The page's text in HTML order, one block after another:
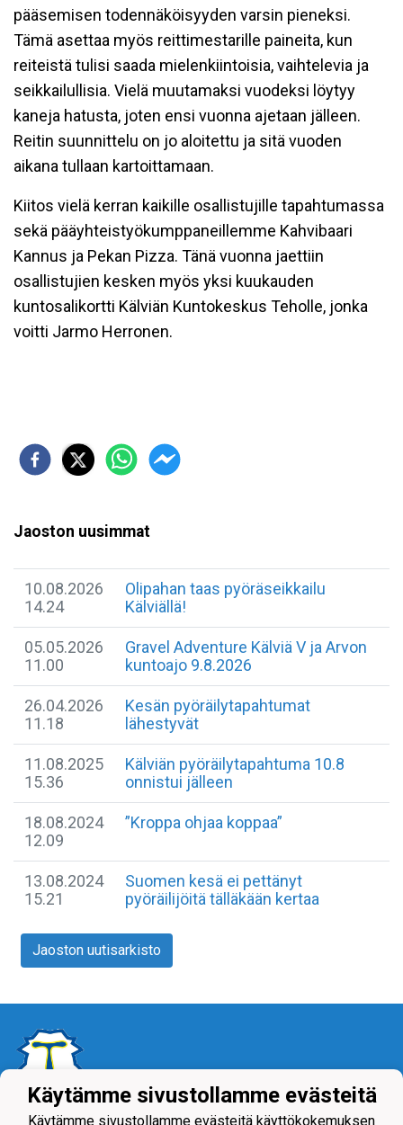
pääsemisen todennäköisyyden varsin pieneksi.
Tämä asettaa myös reittimestarille paineita, kun
reiteistä tulisi saada mielenkiintoisia, vaihtelevia ja
seikkailullisia. Vielä muutamaksi vuodeksi löytyy
kaneja hatusta, joten ensi vuonna ajetaan jälleen.
Reitin suunnittelu on jo aloitettu ja sitä vuoden
aikana tullaan kartoittamaan.
Kiitos vielä kerran kaikille osallistujille tapahtumassa
sekä pääyhteistyökumppaneillemme Kahvibaari
Kannus ja Pekan Pizza. Tänä vuonna jaettiin
osallistujien kesken myös yksi kuukauden
kuntosalikortti Kälviän Kuntokeskus Teholle, jonka
voitti Jarmo Herronen.
Jaoston uusimmat
10.08.2026
14.24
Olipahan taas pyöräseikkailu
Kälviällä!
05.05.2026
11.00
Gravel Adventure Kälviä V ja Arvon
kuntoajo 9.8.2026
26.04.2026
11.18
Kesän pyöräilytapahtumat
lähestyvät
11.08.2025
15.36
Kälviän pyöräilytapahtuma 10.8
onnistui jälleen
18.08.2024
12.09
”Kroppa ohjaa koppaa”
13.08.2024
15.21
Suomen kesä ei pettänyt
pyöräilijöitä tälläkään kertaa
Jaoston uutisarkisto
Käytämme sivustollamme evästeitä
Käytämme sivustollamme evästeitä käyttökokemuksen